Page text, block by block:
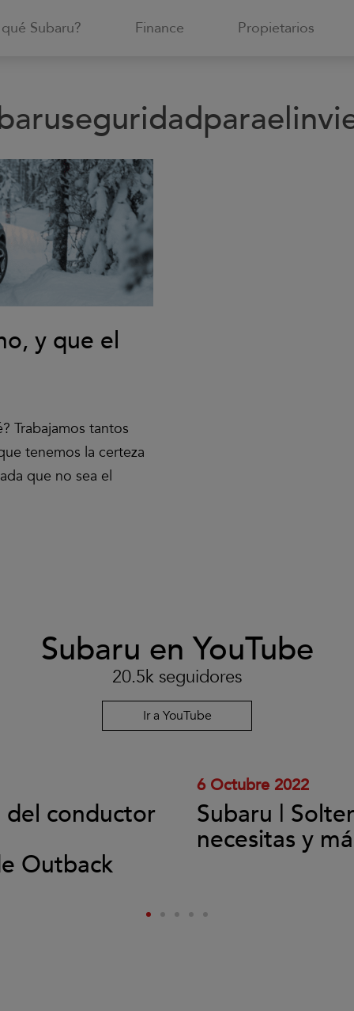
Subaru? Finance Propietarios
y que el
Trabajamos tantos
tenemos la certeza
que no sea el
Subaru en YouTube
20.5k seguidores
Ir a YouTube
del conductor
Outback
Clic
para
aceptar
las
cookies
y
reproducir
6 Octubre 2022
Subaru |
necesitas y